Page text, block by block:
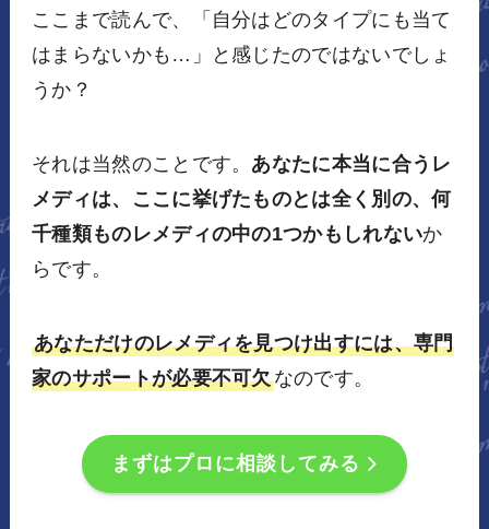
ここまで読んで、「自分はどのタイプにも当て
はまらないかも…」と感じたのではないでしょ
うか？
それは当然のことです。 あなたに本当に合うレ
メディは、ここに挙げたものとは全く別の、何
千種類ものレメディの中の1つかもしれないか
らです。
あなただけのレメディを見つけ出すには、専門
家のサポートが必要不可欠なのです。
まずはプロに相談してみる